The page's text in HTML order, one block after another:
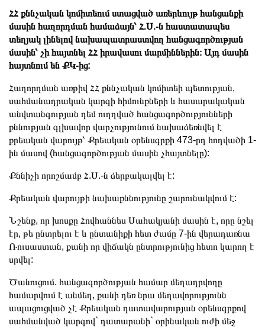
ՀՀ քննչական կոմիտեում ստացված առերևույթ հանցանքի
մասին հաղորդման համաձայն՝ Հ.Ս.-ն հաստատապես
տեղյակ լինելով նախապատրաստվող հանցագործության
մասին՝ չի հայտնել ՀՀ իրավասու մարմիններին։ Այդ մասին
հայտնում են ՔԿ-ից:
Հաղորդման առթիվ ՀՀ քննչական կոմիտեի պետության,
սահմանադրական կարգի հիմունքների և հասարակական
անվտանգության դեմ ուղղված հանցագործությունների
քննության գլխավոր վարչությունում նախաձեռնվել է
քրեական վարույթ՝ Քրեական օրենսգրքի 473-րդ հոդվածի 1-
ին մասով (հանցագործության մասին չհայտնելը):
Քննիչի որոշմամբ Հ.Ս.-ն ձերբակալվել է:
Քրեական վարույթի նախաքննությունը շարունակվում է:
Նշենք, որ խոսքը Հովհաննես Սահակյանի մասին է, որը նշել
էր, թե ընտրելու է և ընտանիքի հետ ժամը 7-ին վերադառնա
Ռուսաստան, քանի որ վիճակն ընտրությունից հետո կարող է
սրվել:
Ծանուցում. հանցագործության համար մեղադրվողը
համարվում է անմեղ, քանի դեռ նրա մեղավորությունն
ապացուցված չէ Քրեական դատավարության օրենսգրքով
սահմանված կարգով` դատարանի` օրինական ուժի մեջ